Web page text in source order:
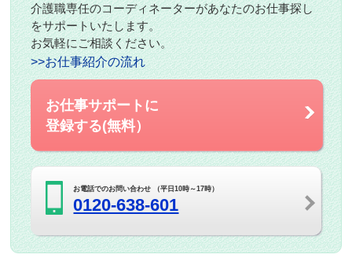
介護職専任のコーディネーターがあなたのお仕事探し
をサポートいたします。
お気軽にご相談ください。
>>お仕事紹介の流れ
お仕事サポートに
登録する(無料）
お電話でのお問い合わせ （平日10時～17時）
0120-638-601